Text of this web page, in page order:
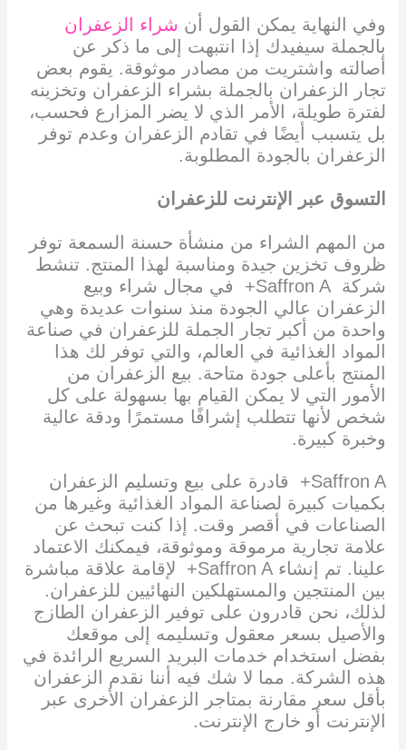
وفي النهاية يمكن القول أن شراء الزعفران
بالجملة سيفيدك إذا انتبهت إلى ما ذكر عن
أصالته واشتريت من مصادر موثوقة. يقوم بعض
تجار الزعفران بالجملة بشراء الزعفران وتخزينه
لفترة طويلة، الأمر الذي لا يضر المزارع فحسب،
بل يتسبب أيضًا في تقادم الزعفران وعدم توفر
الزعفران بالجودة المطلوبة.
التسوق عبر الإنترنت للزعفران
من المهم الشراء من منشأة حسنة السمعة توفر
ظروف تخزين جيدة ومناسبة لهذا المنتج. تنشط
شركة Saffron A+ في مجال شراء وبيع
الزعفران عالي الجودة منذ سنوات عديدة وهي
واحدة من أكبر تجار الجملة للزعفران في صناعة
المواد الغذائية في العالم، والتي توفر لك هذا
المنتج بأعلى جودة متاحة. بيع الزعفران من
الأمور التي لا يمكن القيام بها بسهولة على كل
شخص لأنها تتطلب إشرافًا مستمرًا ودقة عالية
وخبرة كبيرة.
Saffron A+ قادرة على بيع وتسليم الزعفران
بكميات كبيرة لصناعة المواد الغذائية وغيرها من
الصناعات في أقصر وقت. إذا كنت تبحث عن
علامة تجارية مرموقة وموثوقة، فيمكنك الاعتماد
علينا. تم إنشاء Saffron A+ لإقامة علاقة مباشرة
بين المنتجين والمستهلكين النهائيين للزعفران.
لذلك، نحن قادرون على توفير الزعفران الطازج
والأصيل بسعر معقول وتسليمه إلى موقعك
بفضل استخدام خدمات البريد السريع الرائدة في
هذه الشركة. مما لا شك فيه أننا نقدم الزعفران
بأقل سعر مقارنة بمتاجر الزعفران الأخرى عبر
الإنترنت أو خارج الإنترنت.